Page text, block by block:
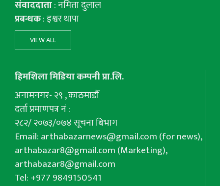
संवाददाता: नमिता दुलाल
प्रबन्धक: इश्वर थापा
VIEW ALL
हिमशिला मिडिया कम्पनी प्रा.लि.
अनामनगर- २९ , काठमाडौँ
दर्ता प्रमाणपत्र नं :
२८२/ २०७३/०७४ सूचना बिभाग
Email:arthabazarnews@gmail.com(for news),
arthabazar8@gmail.com(Marketing),
arthabazar8@gmail.com
Tel: +977 9849150541